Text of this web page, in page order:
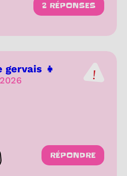
2 RÉPONSES
gervais 👧
les réactions
RÉPONDRE